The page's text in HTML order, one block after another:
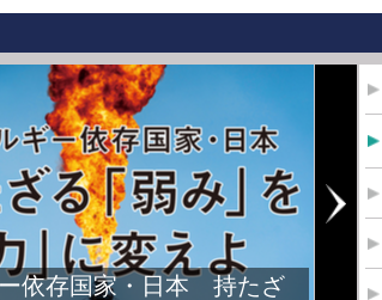
依存国家・日本 持たざ